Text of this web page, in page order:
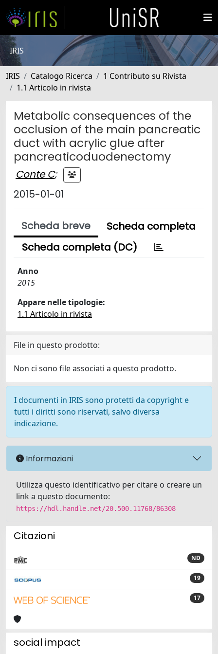
IRIS
IRIS Catalogo Ricerca
1 Contributo su Rivista
1.1 Articolo in rivista
Metabolic consequences of the
occlusion of the main pancreatic
duct with acrylic glue after
pancreaticoduodenectomy
Conte C;
2015-01-01
Scheda breve
Scheda completa
Scheda completa (DC)
Anno
2015
Appare nelle tipologie:
1.1 Articolo in rivista
File in questo prodotto:
Non ci sono file associati a questo prodotto.
I documenti in IRIS sono protetti da copyright e
tutti i diritti sono riservati, salvo diversa
indicazione.
Informazioni
Utilizza questo identificativo per citare o creare un
link a questo documento:
https://hdl.handle.net/20.500.11768/86308
Citazioni
ND
19
17
social impact